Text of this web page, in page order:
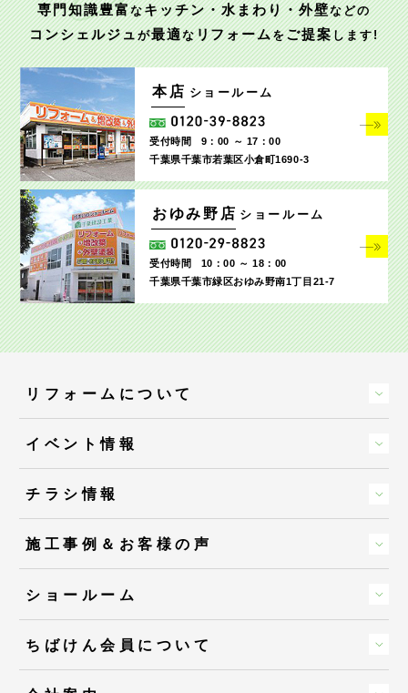
専門知識豊富なキッチン・水まわり・外壁などの
コンシェルジュが最適なリフォームをご提案します!
本店 ショールーム
受付時間
9：00 ～ 17：00
千葉県千葉市若葉区小倉町1690‐3
おゆみ野店 ショールーム
受付時間
10：00 ～ 18：00
千葉県千葉市緑区おゆみ野南1丁目21-7
リフォームについて
イベント情報
チラシ情報
施工事例＆お客様の声
ショールーム
ちばけん会員について